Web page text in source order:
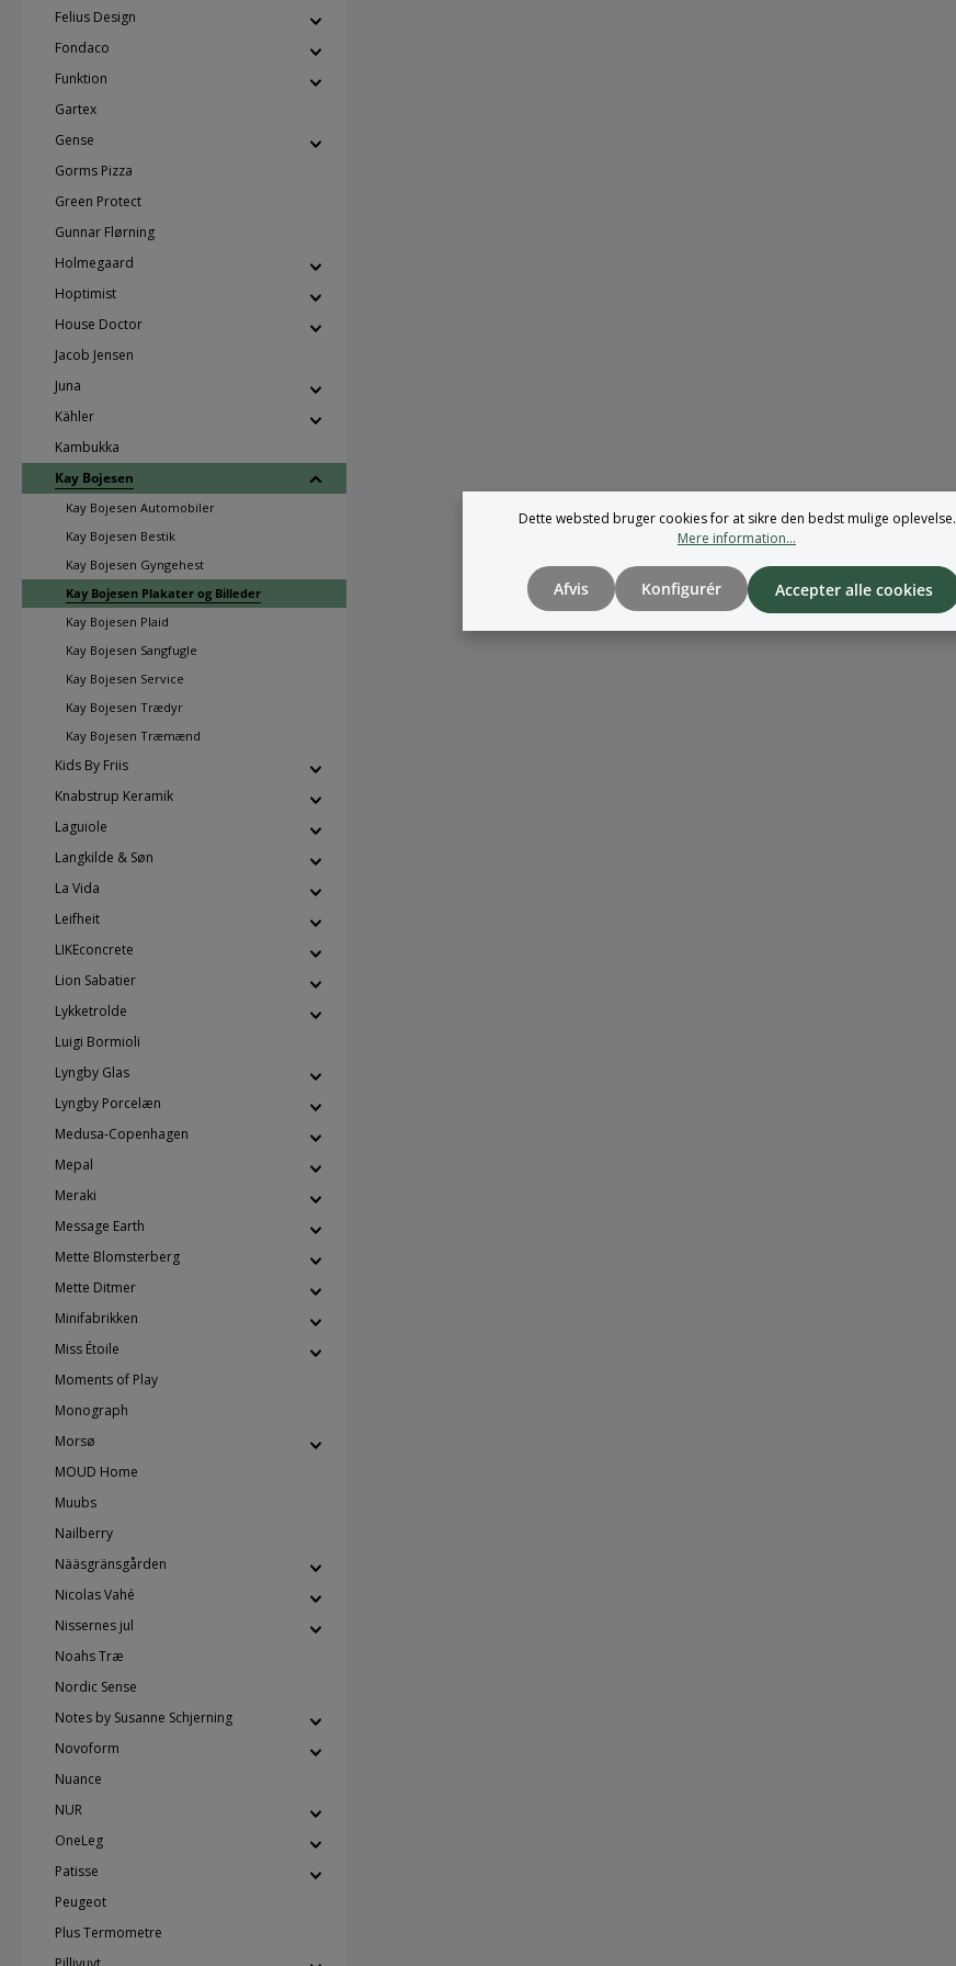
Felius Design
Fondaco
Funktion
Gartex
Gense
Gorms Pizza
Green Protect
Gunnar Flørning
Holmegaard
Hoptimist
House Doctor
Jacob Jensen
Juna
Kähler
Kambukka
Kay Bojesen
Kay Bojesen Automobiler
Kay Bojesen Bestik
Kay Bojesen Gyngehest
Kay Bojesen Plakater og Billeder
Kay Bojesen Plaid
Kay Bojesen Sangfugle
Kay Bojesen Service
Kay Bojesen Trædyr
Kay Bojesen Træmænd
Kids By Friis
Knabstrup Keramik
Laguiole
Langkilde & Søn
La Vida
Leifheit
LIKEconcrete
Lion Sabatier
Lykketrolde
Luigi Bormioli
Lyngby Glas
Lyngby Porcelæn
Medusa-Copenhagen
Mepal
Meraki
Message Earth
Mette Blomsterberg
Mette Ditmer
Minifabrikken
Miss Étoile
Moments of Play
Monograph
Morsø
MOUD Home
Muubs
Nailberry
Nääsgränsgården
Nicolas Vahé
Nissernes jul
Noahs Træ
Nordic Sense
Notes by Susanne Schjerning
Novoform
Nuance
NUR
OneLeg
Patisse
Peugeot
Plus Termometre
Dette websted bruger cookies for at sikre den bedst mulige oplevelse.
Mere information...
Afvis Konfigurér Accepter alle cookies